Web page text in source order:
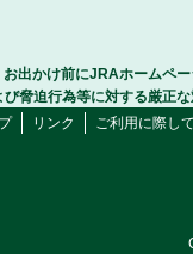
お出かけ前にJRAホームペ
脅迫行為等に対する厳正
リンク ご利用に際し